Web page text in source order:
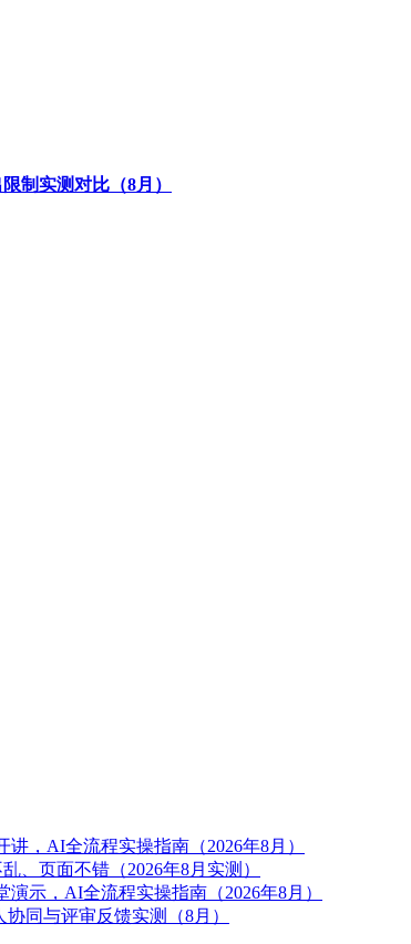
制实测对比（8月）
，AI全流程实操指南（2026年8月）
、页面不错（2026年8月实测）
示，AI全流程实操指南（2026年8月）
同与评审反馈实测（8月）